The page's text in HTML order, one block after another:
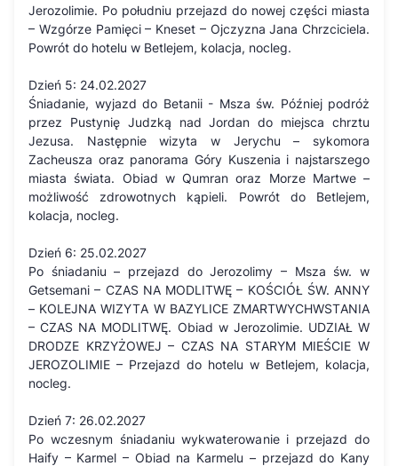
Jerozolimie. Po południu przejazd do nowej części miasta
– Wzgórze Pamięci – Kneset – Ojczyzna Jana Chrzciciela.
Powrót do hotelu w Betlejem, kolacja, nocleg.
Dzień 5: 24.02.2027
Śniadanie, wyjazd do Betanii - Msza św. Później podróż
przez Pustynię Judzką nad Jordan do miejsca chrztu
Jezusa. Następnie wizyta w Jerychu – sykomora
Zacheusza oraz panorama Góry Kuszenia i najstarszego
miasta świata. Obiad w Qumran oraz Morze Martwe –
możliwość zdrowotnych kąpieli. Powrót do Betlejem,
kolacja, nocleg.
Dzień 6: 25.02.2027
Po śniadaniu – przejazd do Jerozolimy – Msza św. w
Getsemani – CZAS NA MODLITWĘ – KOŚCIÓŁ ŚW. ANNY
– KOLEJNA WIZYTA W BAZYLICE ZMARTWYCHWSTANIA
– CZAS NA MODLITWĘ. Obiad w Jerozolimie. UDZIAŁ W
DRODZE KRZYŻOWEJ – CZAS NA STARYM MIEŚCIE W
JEROZOLIMIE – Przejazd do hotelu w Betlejem, kolacja,
nocleg.
Dzień 7: 26.02.2027
Po wczesnym śniadaniu wykwaterowanie i przejazd do
Haify – Karmel – Obiad na Karmelu – przejazd do Kany